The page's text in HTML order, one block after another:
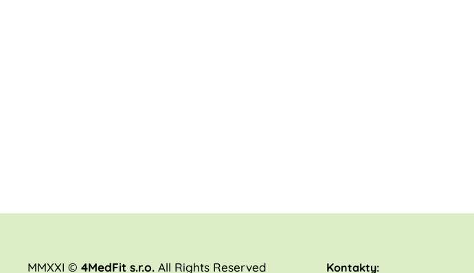
MMXXI © 4MedFit s.r.o. All Rights Reserved Kontakty: